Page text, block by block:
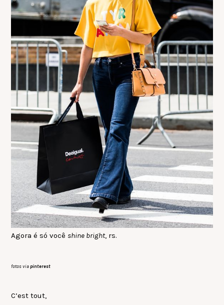
Agora é só você shine bright, rs.
fotos viapinterest
C’est tout,